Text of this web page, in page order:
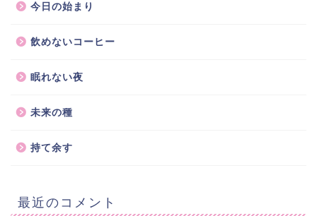
今日の始まり
飲めないコーヒー
眠れない夜
未来の種
持て余す
最近のコメント